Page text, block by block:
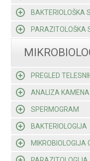
BAKTERIOLOŠKA
PARAZITOLOŠKA
PREGLED
ANALIZA KAMENA
SPERMOGRAM
BAKTERIOLOGIJA
MIKROBIOLOGIJA